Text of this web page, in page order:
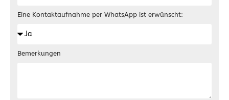
Eine Kontaktaufnahme per WhatsApp ist erwünscht:
Bemerkungen